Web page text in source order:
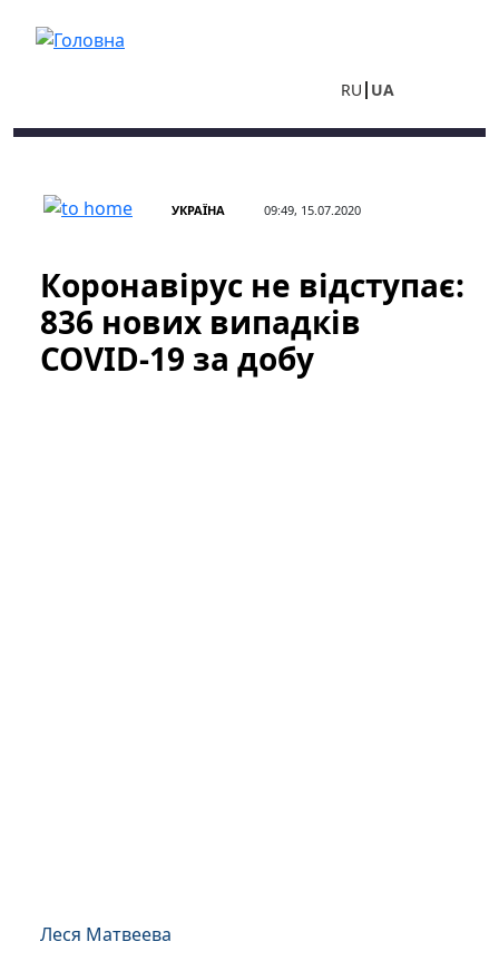
RU UA
УКРАЇНА 09:49, 15.07.2020
Коронавірус не відступає:
836 нових випадків
COVID-19 за добу
Леся Матвеева